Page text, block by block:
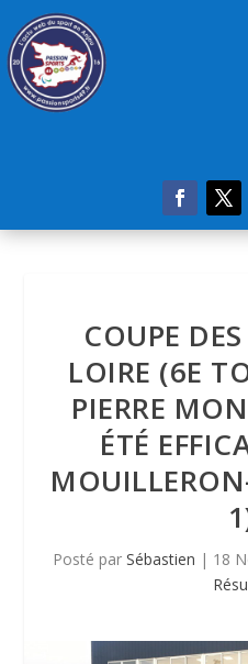
COUPE
LOIRE (6E
PIERRE
ÉTÉ
Posté par Sébastien | 18